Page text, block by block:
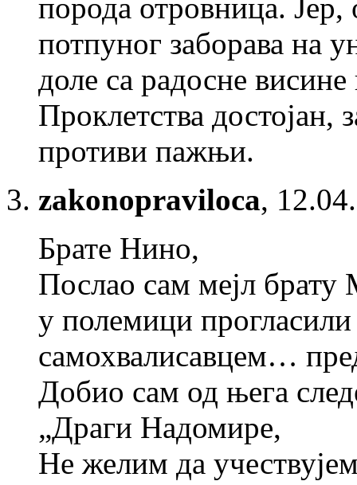
порода отровница.
потпуног заборава на
доле са радосне висине
Проклетства достојан,
противи пажњи.
zakonopraviloca,
Брате Нино,
Послао сам мејл брату
у полемици
самохвалисавцем…
Добио сам од њега
„Драги Надомире,
Не желим да